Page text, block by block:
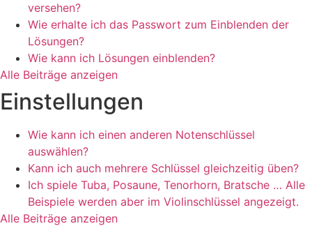
versehen?
Wie erhalte ich das Passwort zum Einblenden der
Lösungen?
Wie kann ich Lösungen einblenden?
Alle Beiträge anzeigen
Einstellungen
Wie kann ich einen anderen Notenschlüssel
auswählen?
Kann ich auch mehrere Schlüssel gleichzeitig üben?
Ich spiele Tuba, Posaune, Tenorhorn, Bratsche … Alle
Beispiele werden aber im Violinschlüssel angezeigt.
Alle Beiträge anzeigen